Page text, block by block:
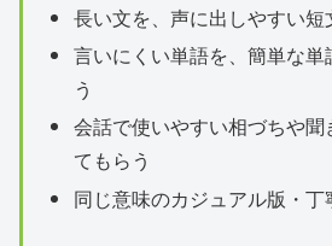
長い文を、声に出しやすい短
言いにくい単語を、簡単な単
う
会話で使いやすい相づちや聞
てもらう
同じ意味のカジュアル版・丁